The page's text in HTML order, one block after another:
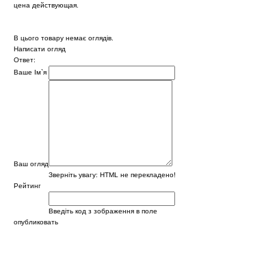
цена действующая.
В цього товару немає оглядів.
Написати огляд
Ответ:
Ваше Ім`я
Ваш огляд
Зверніть увагу: HTML не перекладено!
Рейтинг
Введіть код з зображення в поле
опубликовать